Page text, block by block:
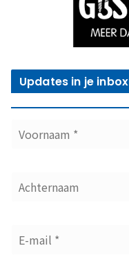
Updates in je